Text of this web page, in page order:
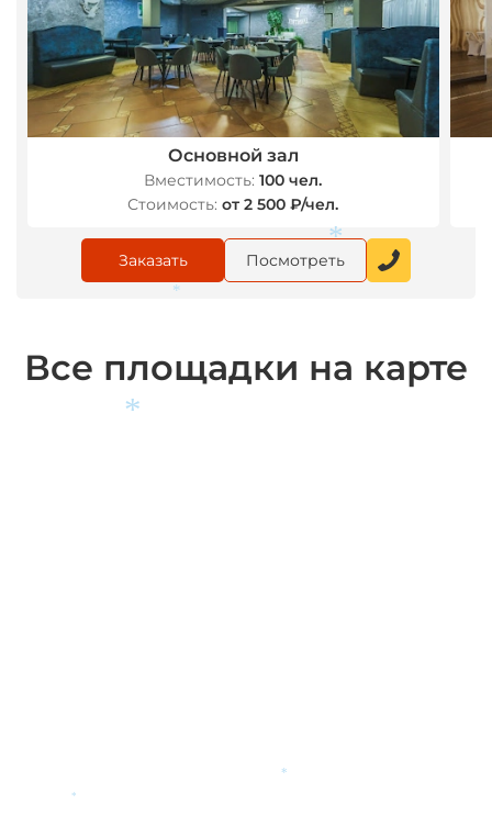
Основной зал
Вместимость: 100 чел.
Стоимость: от 2 500 ₽/чел.
Заказать Посмотреть
Все площадки на карте
*